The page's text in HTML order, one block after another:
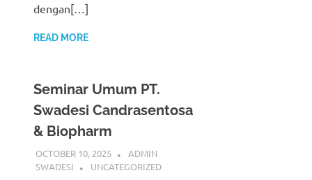
dengan[…]
READ MORE
Seminar Umum PT.
Swadesi Candrasentosa
& Biopharm
OCTOBER 10, 2025
ADMIN
SWADESI
UNCATEGORIZED